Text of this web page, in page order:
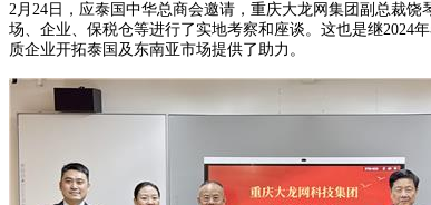
2月24日，应泰国中华总商会邀请，重庆大龙网集团副总裁
场、企业、保税仓等进行了实地考察和座谈。这也是继2024
质企业开拓泰国及东南亚市场提供了助力。